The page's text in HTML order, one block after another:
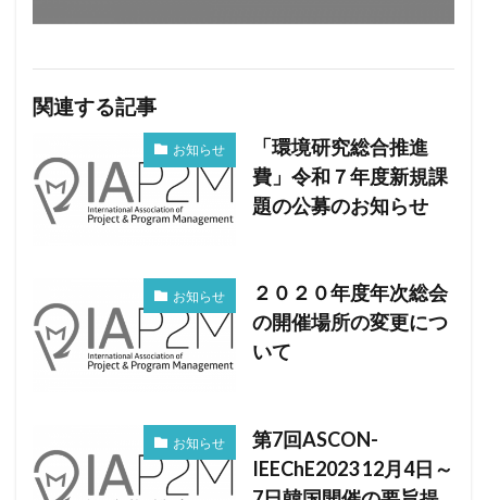
関連する記事
お知らせ
「環境研究総合推進
費」令和７年度新規課
題の公募のお知らせ
お知らせ
２０２０年度年次総会
の開催場所の変更につ
いて
お知らせ
第7回ASCON-
IEEChE2023 12月4日～